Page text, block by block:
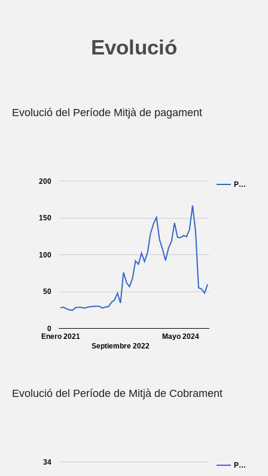
Evolució
Evolució del Període Mitjà de pagament
P…
Enero 2021
Septiembre 2022
Mayo 2024
0
50
100
150
200
Evolució del Període de Mitjà de Cobrament
P…
34